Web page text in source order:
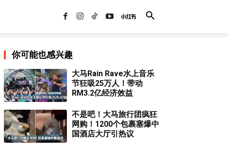
你可能也感兴趣
大马Rain Rave水上音乐
节狂吸25万人！带动
RM3.2亿经济效益
不是吧！大马旅行团疯狂
网购！1200个包裹塞爆中
国酒店大厅引热议